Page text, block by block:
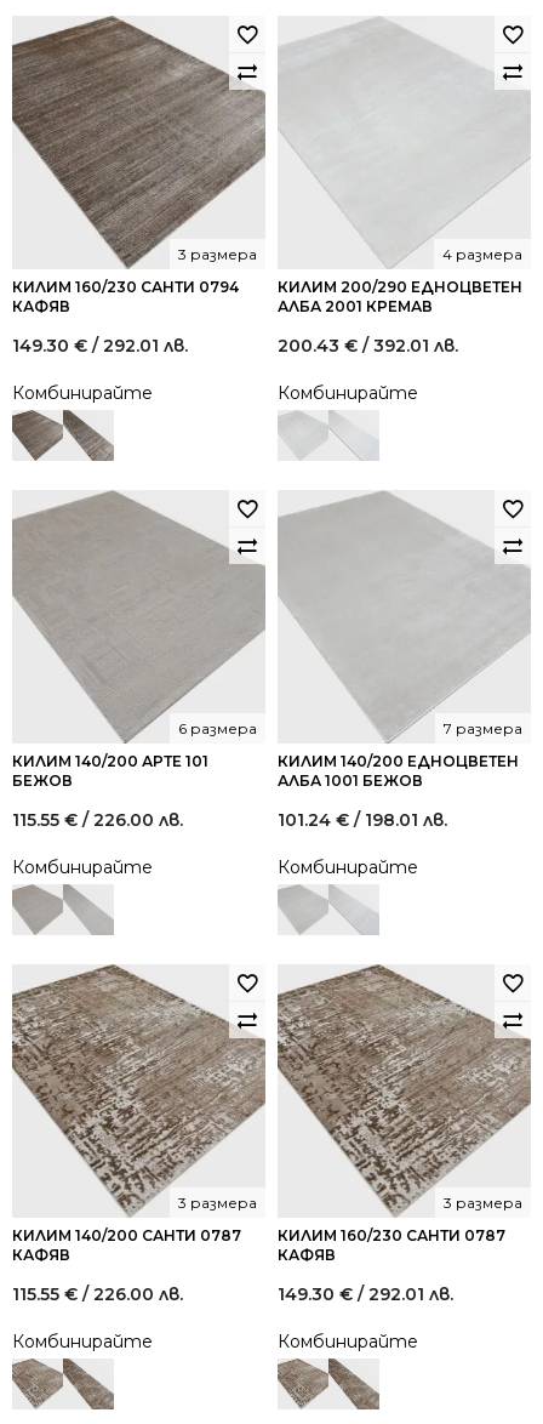
КИЛИМ 160/230 САНТИ 0794
КАФЯВ
3 размера
149.30 € / 292.01 лв.
Комбинирайте
КИЛИМ 200/290 ЕДНОЦВЕТЕН
АЛБА 2001 КРЕМАВ
4 размера
200.43 € / 392.01 лв.
Комбинирайте
КИЛИМ 140/200 АРТЕ 101
БЕЖОВ
6 размера
115.55 € / 226.00 лв.
Комбинирайте
КИЛИМ 140/200 ЕДНОЦВЕТЕН
АЛБА 1001 БЕЖОВ
7 размера
101.24 € / 198.01 лв.
Комбинирайте
КИЛИМ 140/200 САНТИ 0787
КАФЯВ
3 размера
115.55 € / 226.00 лв.
Комбинирайте
КИЛИМ 160/230 САНТИ 0787
КАФЯВ
3 размера
149.30 € / 292.01 лв.
Комбинирайте